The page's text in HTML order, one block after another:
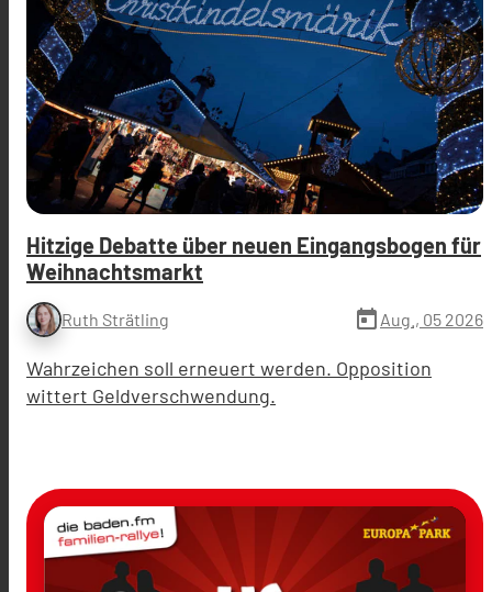
Hitzige Debatte über neuen Eingangsbogen für
Weihnachtsmarkt
Ruth Strätling today Aug., 05 2026
Wahrzeichen soll erneuert werden. Opposition
wittert Geldverschwendung.